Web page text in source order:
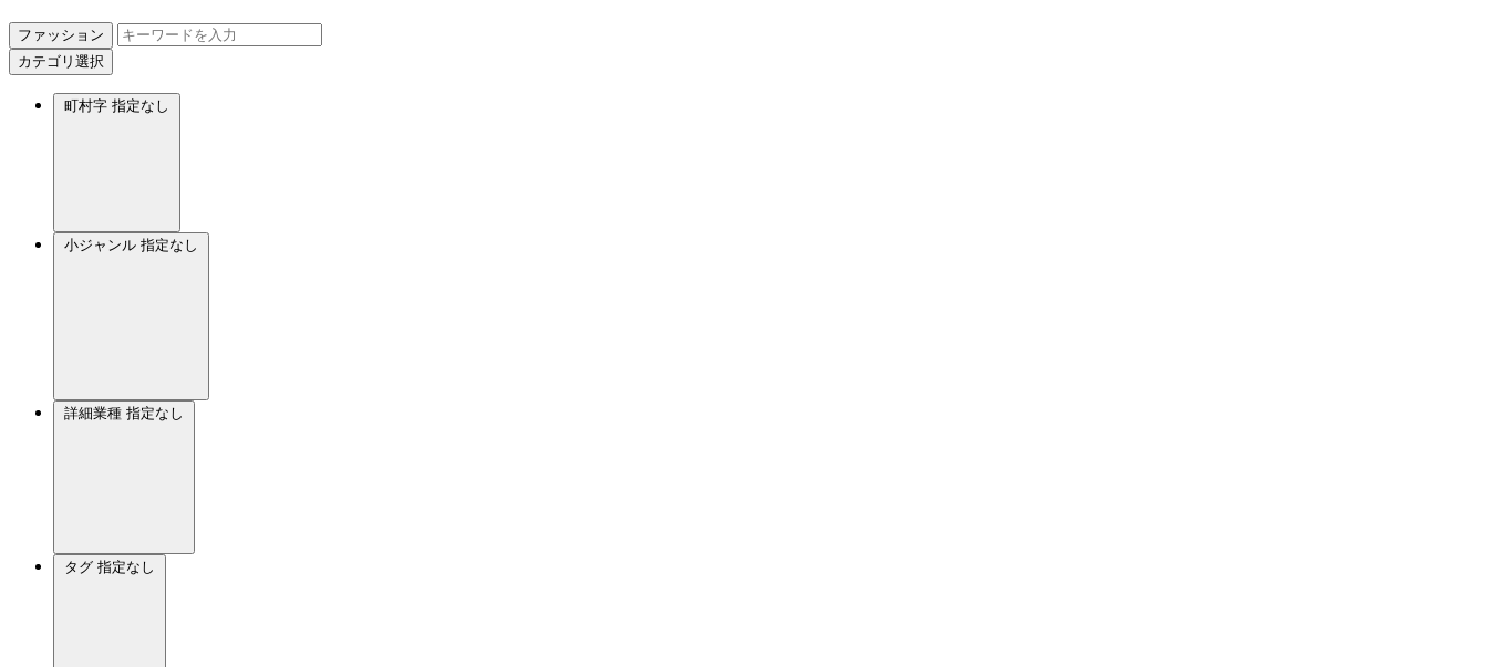
ファッション
カテゴリ選択
町村字 指定なし
小ジャンル 指定なし
詳細業種 指定なし
タグ 指定なし